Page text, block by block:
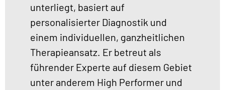
unterliegt, basiert auf
personalisierter Diagnostik und
einem individuellen, ganzheitlichen
Therapieansatz. Er betreut als
führender Experte auf diesem Gebiet
unter anderem High Performer und